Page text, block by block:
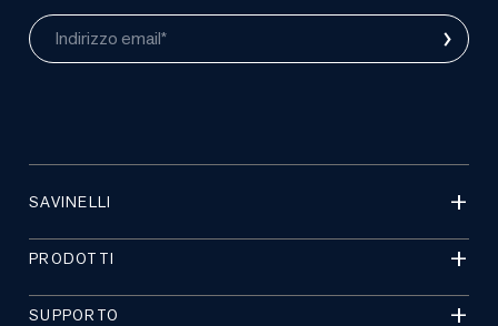
Indirizzo email* ›
SAVINELLI
PRODOTTI
SUPPORTO